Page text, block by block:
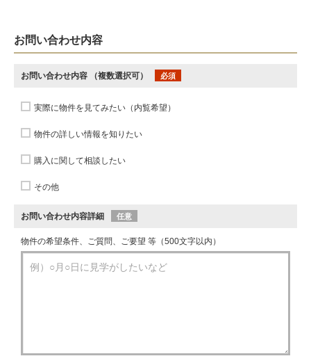
お問い合わせ内容
お問い合わせ内容 （複数選択可） 必須
実際に物件を見てみたい（内覧希望）
物件の詳しい情報を知りたい
購入に関して相談したい
その他
お問い合わせ内容詳細 任意
物件の希望条件、ご質問、ご要望 等（500文字以内）